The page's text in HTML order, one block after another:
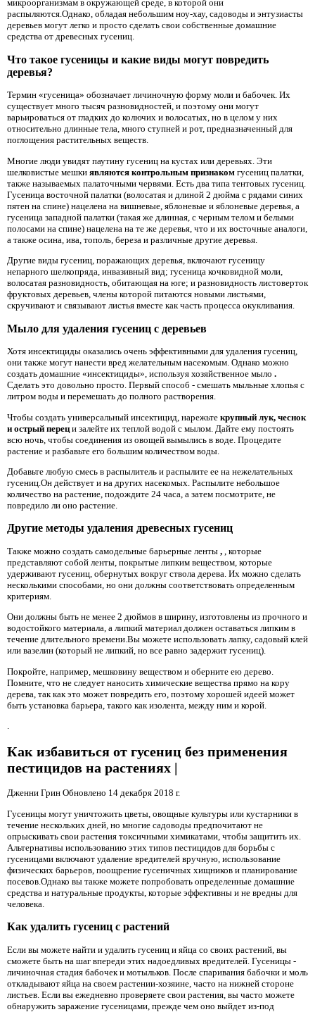
микроорганизмам в окружающей среде, в которой они
распыляются.Однако, обладая небольшим ноу-хау, садоводы и энтузиасты
деревьев могут легко и просто сделать свои собственные домашние
средства от древесных гусениц.
Что такое гусеницы и какие виды могут повредить
деревья?
Термин «гусеница» обозначает личиночную форму моли и бабочек. Их
существует много тысяч разновидностей, и поэтому они могут
варьироваться от гладких до колючих и волосатых, но в целом у них
относительно длинные тела, много ступней и рот, предназначенный для
поглощения растительных веществ.
Многие люди увидят паутину гусениц на кустах или деревьях. Эти
шелковистые мешки являются контрольным признаком гусениц палатки,
также называемых палаточными червями. Есть два типа тентовых гусениц.
Гусеница восточной палатки (волосатая и длиной 2 дюйма с рядами синих
пятен на спине) нацелена на вишневые, яблоневые и яблоневые деревья, а
гусеница западной палатки (такая же длинная, с черным телом и белыми
полосами на спине) нацелена на те же деревья, что и их восточные аналоги,
а также осина, ива, тополь, береза ​​и различные другие деревья.
Другие виды гусениц, поражающих деревья, включают гусеницу
непарного шелкопряда, инвазивный вид; гусеница кочковидной моли,
волосатая разновидность, обитающая на юге; и разновидность листоверток
фруктовых деревьев, члены которой питаются новыми листьями,
скручивают и связывают листья вместе как часть процесса окукливания.
Мыло для удаления гусениц с деревьев
Хотя инсектициды оказались очень эффективными для удаления гусениц,
они также могут нанести вред желательным насекомым. Однако можно
создать домашние «инсектициды», используя хозяйственное мыло .
Сделать это довольно просто. Первый способ - смешать мыльные хлопья с
литром воды и перемешать до полного растворения.
Чтобы создать универсальный инсектицид, нарежьте крупный лук, чеснок
и острый перец и залейте их теплой водой с мылом. Дайте ему постоять
всю ночь, чтобы соединения из овощей вымылись в воде. Процедите
растение и разбавьте его большим количеством воды.
Добавьте любую смесь в распылитель и распылите ее на нежелательных
гусениц.Он действует и на других насекомых. Распылите небольшое
количество на растение, подождите 24 часа, а затем посмотрите, не
повредило ли оно растение.
Другие методы удаления древесных гусениц
Также можно создать самодельные барьерные ленты , , которые
представляют собой ленты, покрытые липким веществом, которые
удерживают гусениц, обернутых вокруг ствола дерева. Их можно сделать
несколькими способами, но они должны соответствовать определенным
критериям.
Они должны быть не менее 2 дюймов в ширину, изготовлены из прочного и
водостойкого материала, а липкий материал должен оставаться липким в
течение длительного времени.Вы можете использовать лапку, садовый клей
или вазелин (который не липкий, но все равно задержит гусениц).
Покройте, например, мешковину веществом и оберните ею дерево.
Помните, что не следует наносить химические вещества прямо на кору
дерева, так как это может повредить его, поэтому хорошей идеей может
быть установка барьера, такого как изолента, между ним и корой.
.
Как избавиться от гусениц без применения
пестицидов на растениях |
Дженни Грин Обновлено 14 декабря 2018 г.
Гусеницы могут уничтожить цветы, овощные культуры или кустарники в
течение нескольких дней, но многие садоводы предпочитают не
опрыскивать свои растения токсичными химикатами, чтобы защитить их.
Альтернативы использованию этих типов пестицидов для борьбы с
гусеницами включают удаление вредителей вручную, использование
физических барьеров, поощрение гусеничных хищников и планирование
посевов.Однако вы также можете попробовать определенные домашние
средства и натуральные продукты, которые эффективны и не вредны для
человека.
Как удалить гусениц с растений
Если вы можете найти и удалить гусениц и яйца со своих растений, вы
сможете быть на шаг впереди этих надоедливых вредителей. Гусеницы -
личиночная стадия бабочек и мотыльков. После спаривания бабочки и моль
откладывают яйца на своем растении-хозяине, часто на нижней стороне
листьев. Если вы ежедневно проверяете свои растения, вы часто можете
обнаружить заражение гусеницами, прежде чем оно выйдет из-под